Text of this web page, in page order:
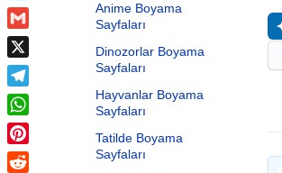
Anime Boyama
Sayfaları
Dinozorlar Boyama
Sayfaları
Hayvanlar Boyama
Sayfaları
Tatilde Boyama
Sayfaları
Facebook
Gmail
X
Telegram
WhatsApp
Pinterest